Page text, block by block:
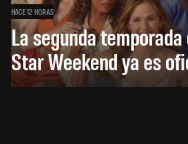
HACE 12 HORAS
La segunda
Star Weekend ya es